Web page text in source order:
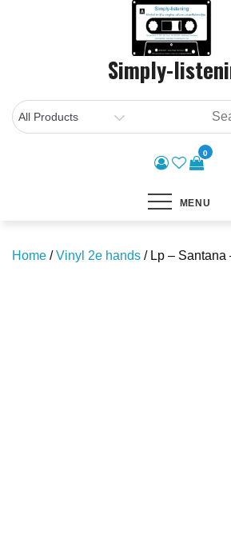
Simply-
0
MENU
Home /Vinyl 2e hands / Lp – Santana